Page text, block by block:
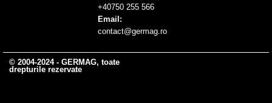
+40750 255 566
Email:
contact@germag.ro
© 2004-2024 - GERMAG, toate
drepturile rezervate